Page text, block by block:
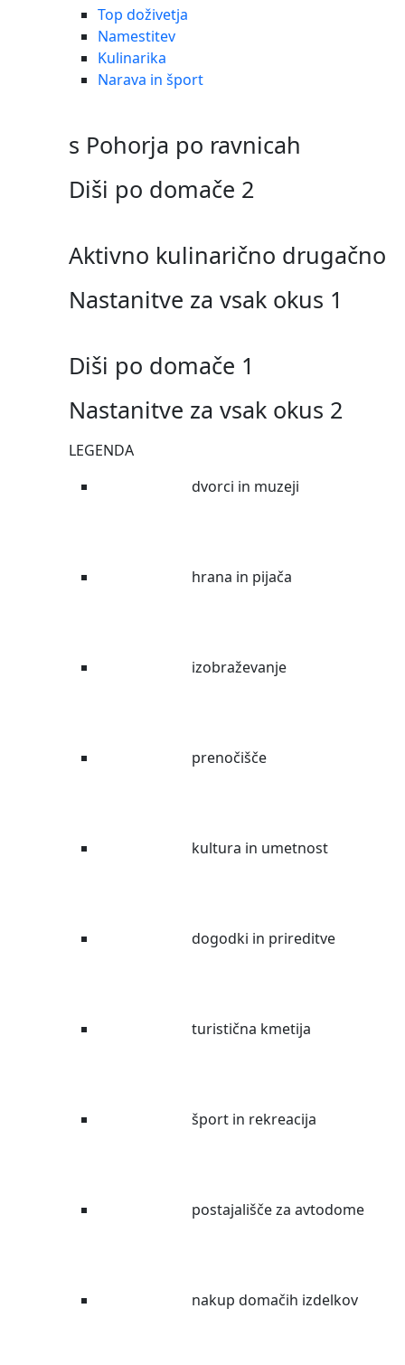
Top doživetja
Namestitev
Kulinarika
Narava in šport
s Pohorja po ravnicah
Diši po domače 2
Aktivno kulinarično drugačno
Nastanitve za vsak okus 1
Diši po domače 1
Nastanitve za vsak okus 2
LEGENDA
dvorci in muzeji
hrana in pijača
izobraževanje
prenočišče
kultura in umetnost
dogodki in prireditve
turistična kmetija
šport in rekreacija
postajališče za avtodome
nakup domačih izdelkov